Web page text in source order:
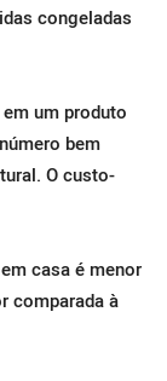
congeladas
um produto
bem
O custo-
casa é menor
comparada à